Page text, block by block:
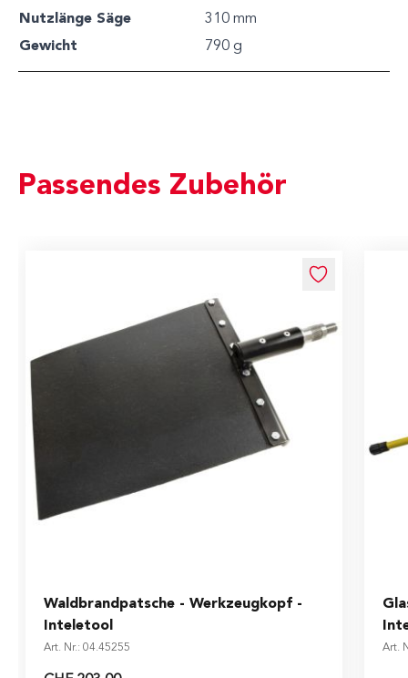
Nutzlänge Säge
310 mm
Gewicht
790 g
Passendes Zubehör
Waldbrandpatsche - Werkzeugkopf -
Inteletool
Art. Nr.: 04.45255 Art.